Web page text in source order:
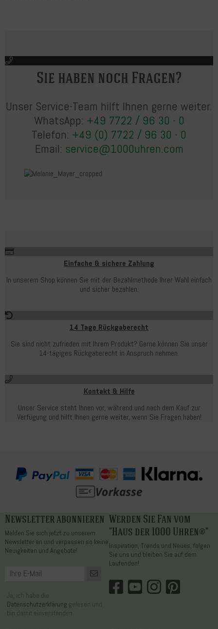
Sie haben noch Fragen?
Unser Service-Team hilft Ihnen gerne weiter.
WhatsApp: +49 7722 / 96 30 - 0
Telefon: +49 (0) 7722 / 96 30 - 0
Email: service@1000uhren.com
Einfache & sichere Zahlung
In unserem Shop können Sie mit der Bezahlmethode Ihrer Wahl einfach
und sicher bezahlen.
14 Tage Rückgaberecht
Sie sind nicht zufrieden mit Ihrem Produkt? Gerne können Sie unser
14-tägiges Rückgaberecht in Anspruch nehmen.
Kontakt & Hilfe
Unser Service steht Ihnen vor, während und nach dem Kauf zur
Verfügung und hilft Ihnen gerne weiter, wenn Sie Fragen haben!
Newsletter abonnieren
Melden Sie sich jetzt zu unserem
Newsletter an und verpassen so keine
Neuigkeiten und Angebote!
Ja, ich habe die
Datenschutzerklärung gelesen und
bin damit einverstanden.
Werden Sie Fan vom
"Haus der 1000 Uhren®"
Inspiration, Trends und Neues, folgen
Sie uns und bleiben Sie auf dem
Laufenden!